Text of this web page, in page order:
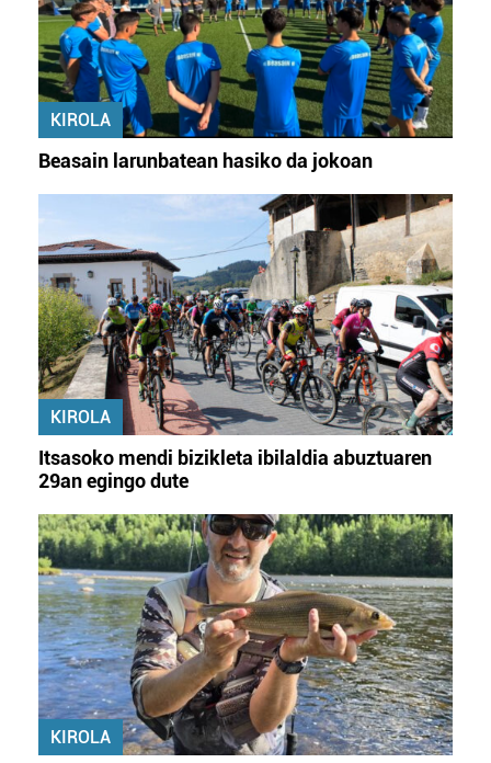
KIROLA
Beasain larunbatean hasiko da jokoan
KIROLA
Itsasoko mendi bizikleta ibilaldia abuztuaren
29an egingo dute
KIROLA